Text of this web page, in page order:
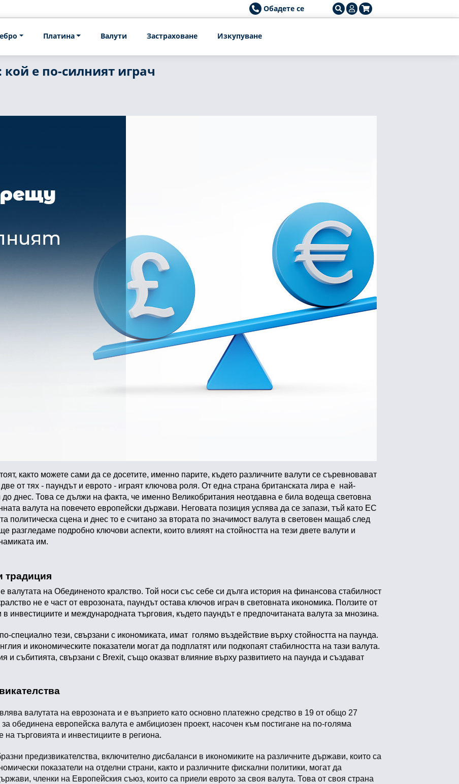
Обадете се
Платина Валути Застраховане Изкупуване
е по-силният играч
както можете сами да се досетите, именно парите, където различните валути се съревновават
от тях - паундът и еврото - играят ключова роля. От една страна британската лира е най-
до днес. Това се дължи на факта, че именно Великобритания неотдавна е била водеща световна
валута на повечето европейски държави. Неговата позиция успява да се запази, тъй като ЕС
политическа сцена и днес то е считано за втората по значимост валута в световен мащаб след
разгледаме подробно ключови аспекти, които влияят на стойността на тези двете валути и
им.
традиция
валутата на Обединеното кралство. Той носи със себе си дълга история на финансова стабилност
не е част от еврозоната, паундът остава ключов играч в световната икономика. Ползите от
в инвестициите и международната търговия, където паундът е предпочитаната валута за мнозина.
специално тези, свързани с икономиката, имат голямо въздействие върху стойността на паунда.
и икономическите показатели могат да подплатят или подкопаят стабилността на тази валута.
и събитията, свързани с Brexit, също оказват влияние върху развитието на паунда и създават
валутата на еврозоната и е възприето като основно платежно средство в 19 от общо 27
обединена европейска валута е амбициозен проект, насочен към постигане на по-голяма
търговията и инвестициите в региона.
предизвикателства, включително дисбаланси в икономиките на различните държави, които са
показатели на отделни страни, както и различните фискални политики, могат да
членки на Европейския съюз, които са приели еврото за своя валута. Това от своя страна